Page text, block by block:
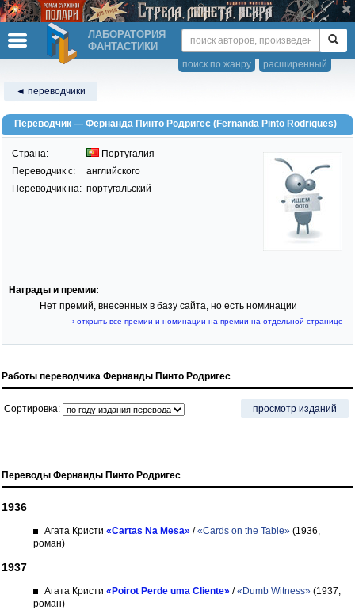
ЛАБОРАТОРИЯ
ФАНТАСТИКИ
расширенный
поиск по жанру
◄ переводчики
Переводчик — Фернанда Пинто Родригес (Fernanda Pinto Rodrigues)
Страна:
Португалия
Переводчик c:
английского
Переводчик на: португальский
Награды и премии:
Нет премий, внесенных в базу сайта, но есть номинации
› открыть все премии и номинации на премии на отдельной странице
Работы переводчика Фернанды Пинто Родригес
Сортировка: просмотр изданий
Переводы Фернанды Пинто Родригес
1936
Агата Кристи «Cartas Na Mesa» /«Cards on the Table» (1936,
роман)
1937
Агата Кристи «Poirot Perde uma Cliente» /«Dumb Witness» (1937,
роман)